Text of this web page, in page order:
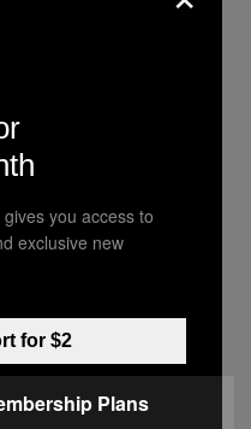
Update
Date
PC
you access to
exclusive new
for $2
Plans